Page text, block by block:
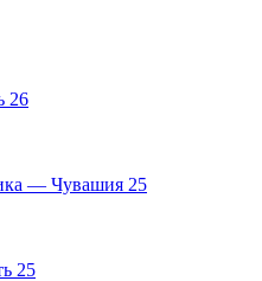
26
— Чувашия 25
25